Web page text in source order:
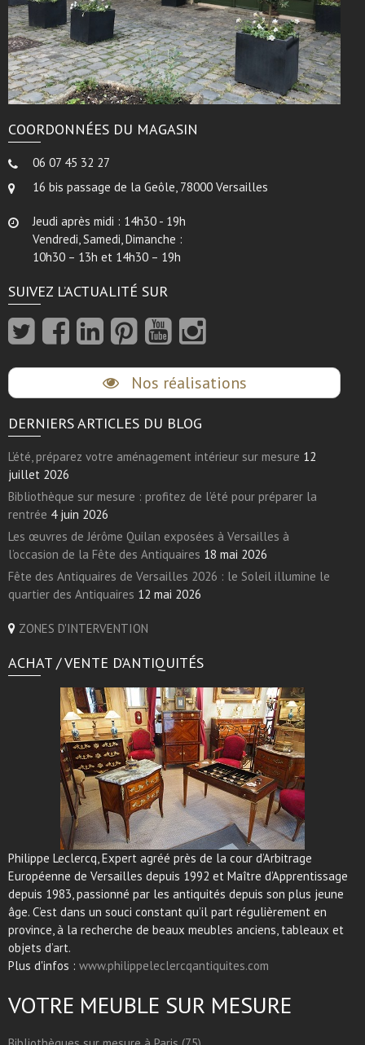
COORDONNÉES DU MAGASIN
06 07 45 32 27
16 bis passage de la Geôle, 78000 Versailles
Jeudi après midi : 14h30 - 19h
Vendredi, Samedi, Dimanche :
10h30 – 13h et 14h30 – 19h
SUIVEZ L’ACTUALITÉ SUR
Nos réalisations
DERNIERS ARTICLES DU BLOG
L’été, préparez votre aménagement intérieur sur mesure 12
juillet 2026
Bibliothèque sur mesure : profitez de l’été pour préparer la
rentrée 4 juin 2026
Les œuvres de Jérôme Quilan exposées à Versailles à
l’occasion de la Fête des Antiquaires 18 mai 2026
Fête des Antiquaires de Versailles 2026 : le Soleil illumine le
quartier des Antiquaires 12 mai 2026
ZONES D'INTERVENTION
ACHAT / VENTE D’ANTIQUITÉS
Philippe Leclercq, Expert agréé près de la cour d’Arbitrage
Européenne de Versailles depuis 1992 et Maître d’Apprentissage
depuis 1983, passionné par les antiquités depuis son plus jeune
âge. C’est dans un souci constant qu’il part régulièrement en
province, à la recherche de beaux meubles anciens, tableaux et
objets d’art.
Plus d'infos : www.philippeleclercqantiquites.com
VOTRE MEUBLE SUR MESURE